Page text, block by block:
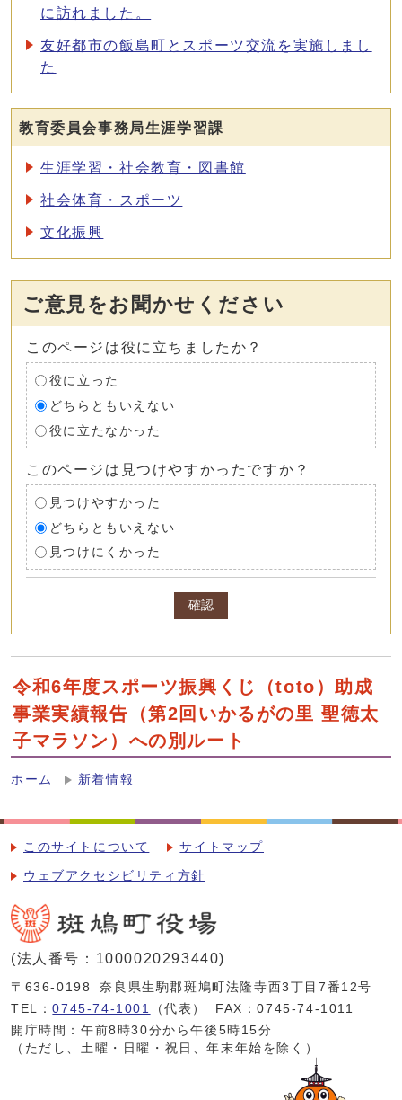
に訪れました。
友好都市の飯島町とスポーツ交流を実施しまし
た
教育委員会事務局生涯学習課
生涯学習・社会教育・図書館
社会体育・スポーツ
文化振興
ご意見をお聞かせください
このページは役に立ちましたか？
役に立った
どちらともいえない
役に立たなかった
このページは見つけやすかったですか？
見つけやすかった
どちらともいえない
見つけにくかった
確認
令和6年度スポーツ振興くじ（toto）助成
事業実績報告（第2回いかるがの里 聖徳太
子マラソン）への別ルート
ホーム 新着情報
このサイトについて サイトマップ
ウェブアクセシビリティ方針
(法人番号：1000020293440)
〒636-0198
奈良県生駒郡斑鳩町法隆寺西3丁目7番12号
TEL：0745-74-1001 （代表）
FAX：0745-74-1011
開庁時間：午前8時30分から午後5時15分
（ただし、土曜・日曜・祝日、年末年始を除く）